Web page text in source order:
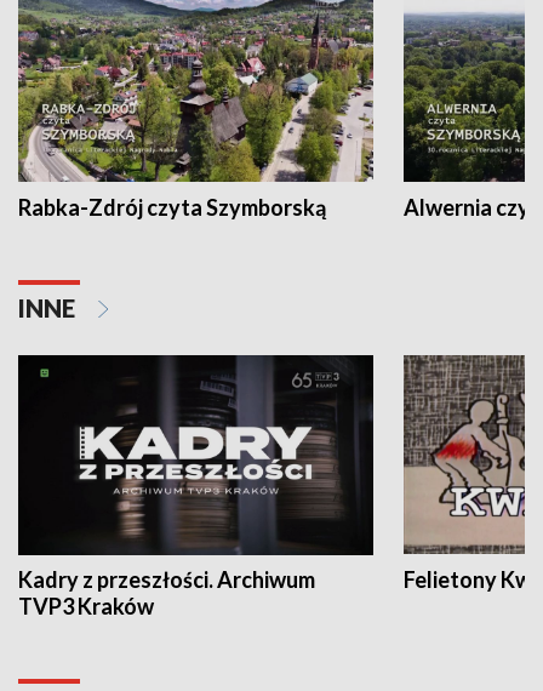
Rabka-Zdrój czyta Szymborską Alwernia
INNE
Kadry z przeszłości. Archiwum
TVP3 Kraków
Felietony